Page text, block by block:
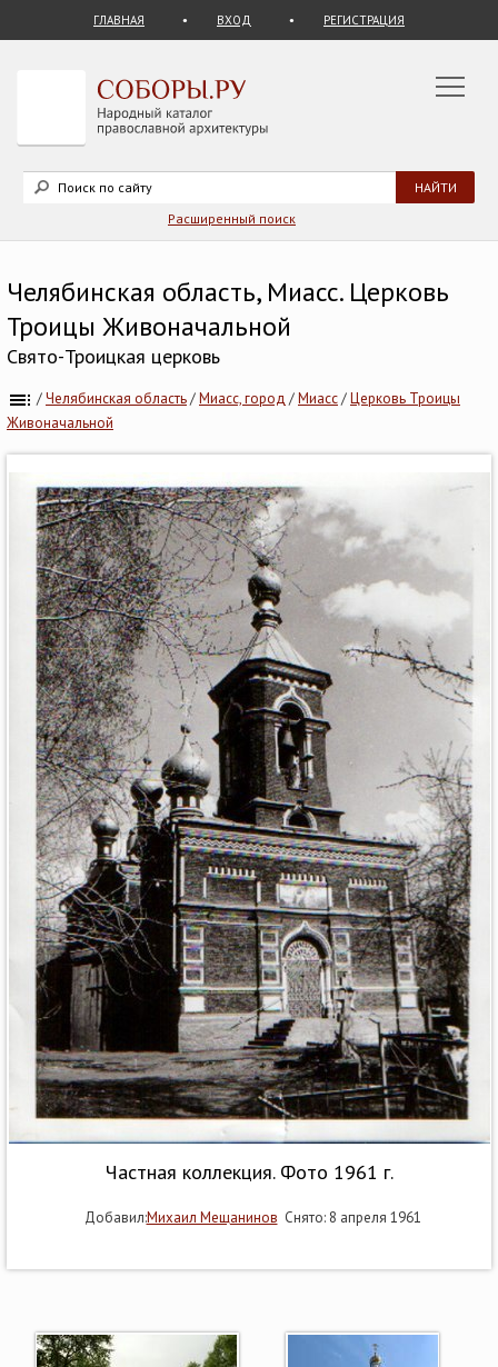
ГЛАВНАЯ ВХОД РЕГИСТРАЦИЯ
Расширенный поиск
Челябинская область, Миасс. Церковь
Троицы Живоначальной
Свято-Троицкая церковь
/Челябинская область/Миасс, город /Миасс/Церковь Троицы
Живоначальной
Частная коллекция. Фото 1961 г.
Добавил:Михаил Мещанинов Снято: 8 апреля 1961